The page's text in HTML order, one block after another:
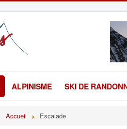
ALPINISME SKI DE
Accueil Escalade